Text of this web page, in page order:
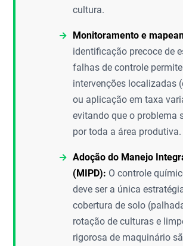
cultura.
Monitoramento e
identificação precoce de
falhas de controle permite
intervenções localizadas
ou aplicação em taxa
evitando que o problema
por toda a área produtiva.
Adoção do Manejo
(MIPD): O controle
deve ser a única
cobertura de solo
rotação de culturas e
rigorosa de maquinário